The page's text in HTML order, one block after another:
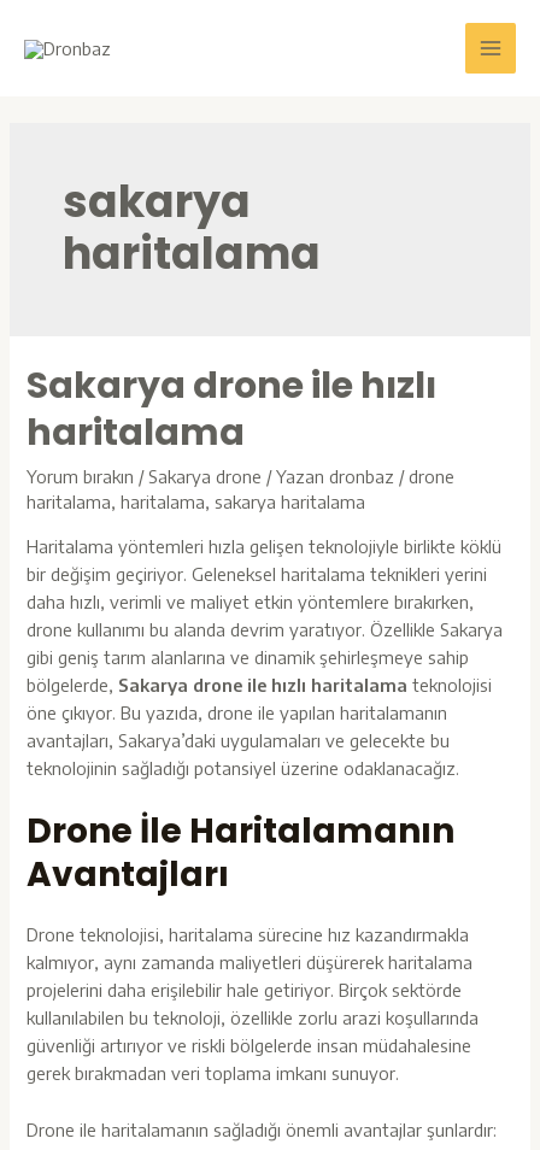
atla
Main
sakarya
haritalama
Sakarya drone ile hızlı
haritalama
Yorum bırakın / Sakarya drone / Yazan dronbaz /drone
haritalama,haritalama, sakarya haritalama
Haritalama yöntemleri hızla gelişen teknolojiyle birlikte köklü
bir değişim geçiriyor. Geleneksel haritalama teknikleri yerini
daha hızlı, verimli ve maliyet etkin yöntemlere bırakırken,
drone kullanımı bu alanda devrim yaratıyor. Özellikle Sakarya
gibi geniş tarım alanlarına ve dinamik şehirleşmeye sahip
bölgelerde, Sakarya drone ile hızlı haritalama teknolojisi
öne çıkıyor. Bu yazıda, drone ile yapılan haritalamanın
avantajları, Sakarya’daki uygulamaları ve gelecekte bu
teknolojinin sağladığı potansiyel üzerine odaklanacağız.
Drone İle Haritalamanın
Avantajları
Drone teknolojisi, haritalama sürecine hız kazandırmakla
kalmıyor, aynı zamanda maliyetleri düşürerek haritalama
projelerini daha erişilebilir hale getiriyor. Birçok sektörde
kullanılabilen bu teknoloji, özellikle zorlu arazi koşullarında
güvenliği artırıyor ve riskli bölgelerde insan müdahalesine
gerek bırakmadan veri toplama imkanı sunuyor.
Drone ile haritalamanın sağladığı önemli avantajlar şunlardır: